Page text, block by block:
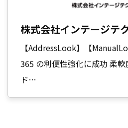
株式会社インテージテ
【AddressLook】【
365 の利便性強化に成功 柔
ド…